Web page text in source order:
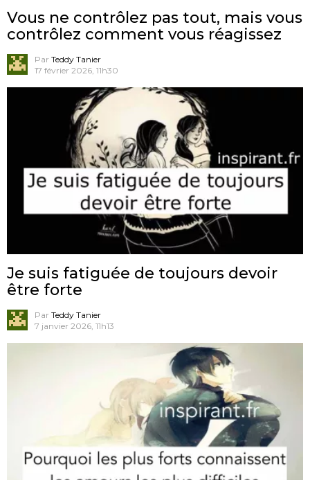
Vous ne contrôlez pas tout, mais vous
contrôlez comment vous réagissez
Par Teddy Tanier
17 février 2026, 11h30
Je suis fatiguée de toujours devoir
être forte
Par Teddy Tanier
7 janvier 2026, 11h13